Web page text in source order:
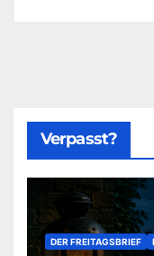
Verpasst?
DER FREITAGSBRIEF